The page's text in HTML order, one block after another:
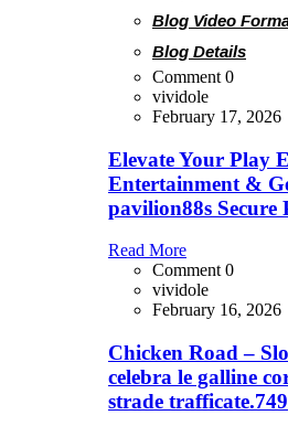
Blog Video
Blog Details
Comment 0
vividole
February 17, 2026
Elevate Your Play
Entertainment &
pavilion88s Secure
Read More
Comment 0
vividole
February 16, 2026
Chicken Road –
celebra le galline
strade trafficate.749